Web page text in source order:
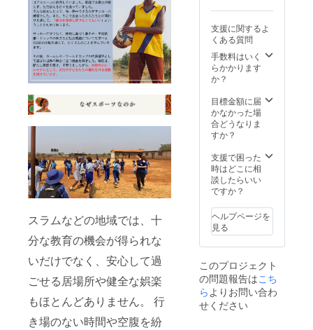
スラムなどの地域では、十
分な教育の機会が得られな
いだけでなく、安心して過
ごせる居場所や健全な娯楽
もほとんどありません。 行
き場のない時間や空腹を紛
支援に関するよ
くある質問
手数料はいく
らかかります
か？
目標金額に届
かなかった場
合どうなりま
すか？
支援で困った
時はどこに相
談したらいい
ですか？
ヘルプページを
見る
このプロジェクト
の問題報告はこち
ら よりお問い合わ
せください